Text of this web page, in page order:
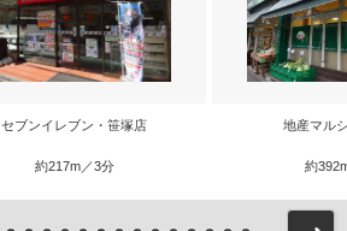
セブンイレブン・笹塚店
約217m／3分
地産マル
約